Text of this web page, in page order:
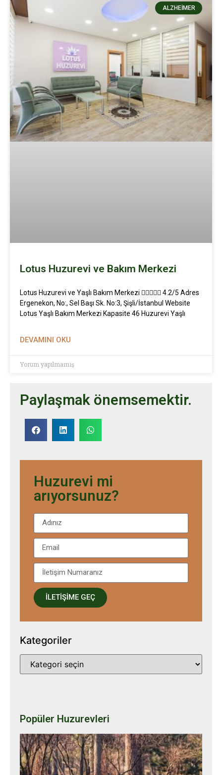
ALZHEIMER
Lotus Huzurevi ve Bakım Merkezi
Lotus Huzurevi ve Yaşlı Bakım Merkezi  4.2/5 Adres
Ergenekon, No:, Sel Başı Sk. No:3, Şişli/İstanbul Website
Lotus Yaşlı Bakım Merkezi Kapasite 46 Huzurevi Yaşlı
DEVAMINI OKU
Yorum yapılmamış
Paylaşmak önemsemektir.
Huzurevi mi
arıyorsunuz?
İLETİŞİME GEÇ
Kategoriler
Popüler Huzurevleri